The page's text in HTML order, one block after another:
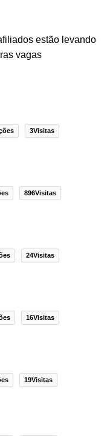
estão levando
vagas
3Visitas
896Visitas
24Visitas
16Visitas
19Visitas